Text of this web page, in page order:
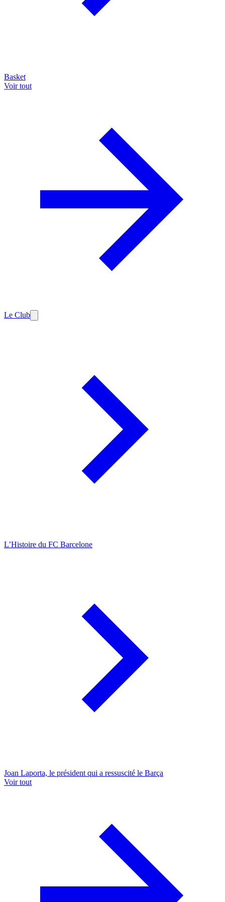
Basket
Voir tout
Le Club
L’Histoire du FC Barcelone
Joan Laporta, le président qui a ressuscité le Barça
Voir tout